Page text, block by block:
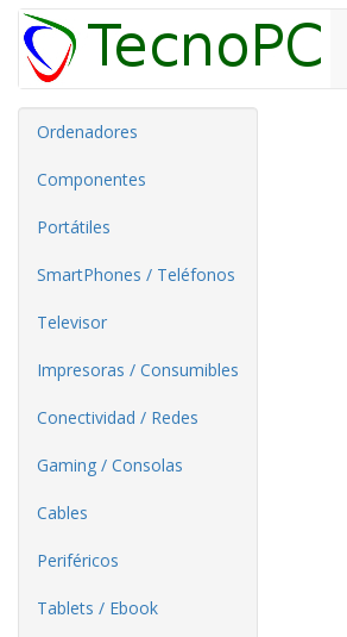
Ordenadores
Componentes
Portátiles
SmartPhones / Teléfonos
Televisor
Impresoras / Consumibles
Conectividad / Redes
Gaming / Consolas
Cables
Periféricos
Tablets / Ebook